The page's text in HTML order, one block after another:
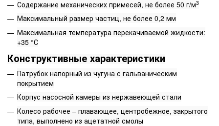
Содержание механических примесей, не более 50 г/м3
Максимальный размер частиц, не более 0,2 мм
Максимальная температура перекачиваемой жидкости:
+35 °С
Конструктивные характеристики
Патрубок напорный из чугуна с гальваническим
покрытием
Корпус насосной камеры из нержавеющей стали
Колесо рабочее – плавающее, центробежное, закрытого
типа, выполнено из ацетатной смолы